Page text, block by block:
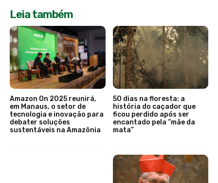
Leia também
Amazon On 2025 reunirá,
em Manaus, o setor de
tecnologia e inovação para
debater soluções
sustentáveis na Amazônia
50 dias na floresta: a
história do caçador que
ficou perdido após ser
encantado pela “mãe da
mata”